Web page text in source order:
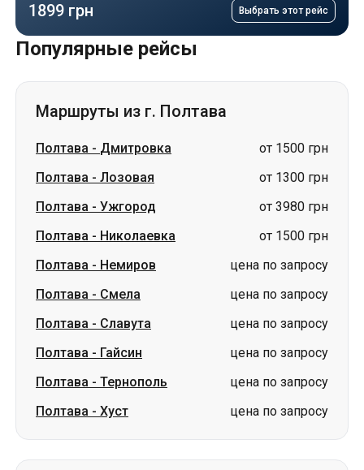
1899 грн Выбрать этот рейс
Популярные рейсы
Маршруты из г. Полтава
Полтава - Дмитровка
от 1500 грн
Полтава - Лозовая
от 1300 грн
Полтава - Ужгород
от 3980 грн
Полтава - Николаевка
от 1500 грн
Полтава - Немиров
цена по запросу
Полтава - Смела
цена по запросу
Полтава - Славута
цена по запросу
Полтава - Гайсин
цена по запросу
Полтава - Тернополь
цена по запросу
Полтава - Хуст цена по запросу